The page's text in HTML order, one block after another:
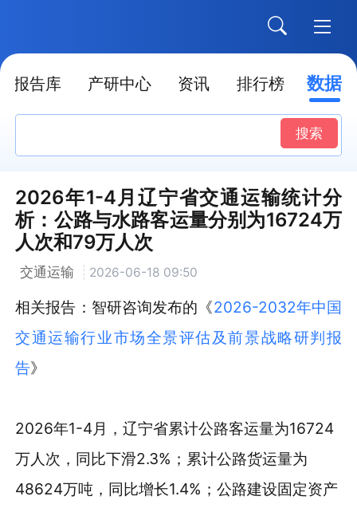
报告库 产研中心 资讯 排行榜 数据
搜索
2026年1-4月辽宁省交通运输统计分
析：公路与水路客运量分别为16724万
人次和79万人次
交通运输 2026-06-18 09:50
相关报告：智研咨询发布的《2026-2032年中国
交通运输行业市场全景评估及前景战略研判报
告》
2026年1-4月，辽宁省累计公路客运量为16724
万人次，同比下滑2.3%；累计公路货运量为
48624万吨，同比增长1.4%；公路建设固定资产